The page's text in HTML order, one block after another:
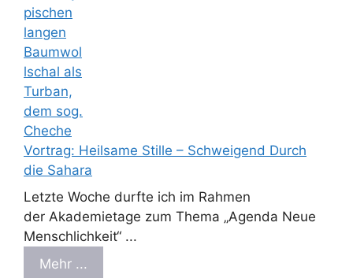
Vortrag: Heilsame Stille – Schweigend Durch
die Sahara
Letzte Woche durfte ich im Rahmen
der Akademietage zum Thema „Agenda Neue
Menschlichkeit“ ...
Mehr ...